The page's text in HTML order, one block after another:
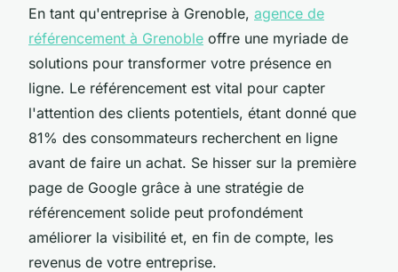
En tant qu'entreprise à Grenoble, agence de
référencement à Grenoble offre une myriade de
solutions pour transformer votre présence en
ligne. Le référencement est vital pour capter
l'attention des clients potentiels, étant donné que
81% des consommateurs recherchent en ligne
avant de faire un achat. Se hisser sur la première
page de Google grâce à une stratégie de
référencement solide peut profondément
améliorer la visibilité et, en fin de compte, les
revenus de votre entreprise.